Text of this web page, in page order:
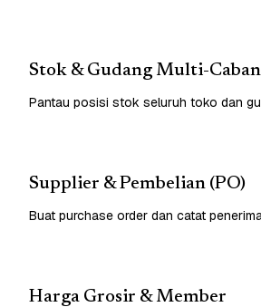
Stok & Gudang Multi-
Pantau posisi stok seluruh toko dan
Supplier & Pembelian (PO)
Buat purchase order dan catat
Harga Grosir & Member